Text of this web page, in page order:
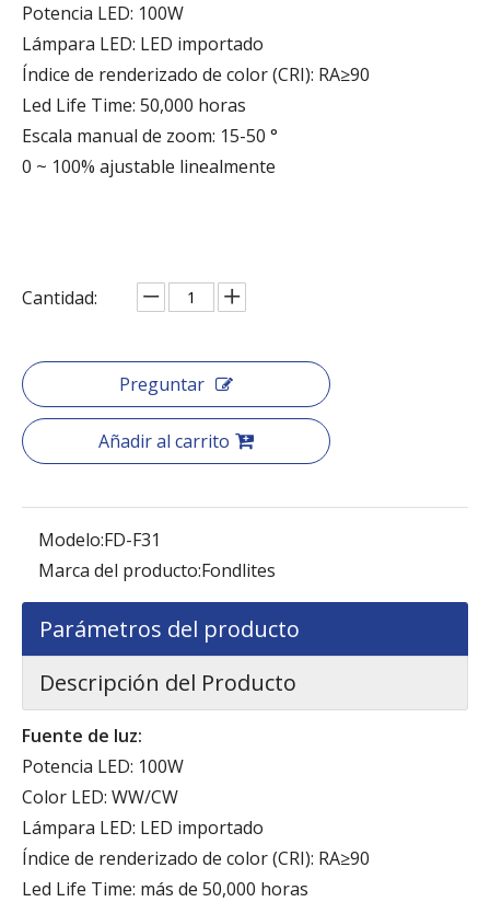
Potencia LED: 100W
Lámpara LED: LED importado
Índice de renderizado de color (CRI): RA≥90
Led Life Time: 50,000 horas
Escala manual de zoom: 15-50 °
0 ~ 100% ajustable linealmente
Cantidad:
Preguntar
Añadir al carrito
Modelo:FD-F31
Marca del producto:Fondlites
Parámetros del producto
Descripción del Producto
Fuente de luz:
Potencia LED: 100W
Color LED: WW/CW
Lámpara LED: LED importado
Índice de renderizado de color (CRI): RA≥90
Led Life Time: más de 50,000 horas